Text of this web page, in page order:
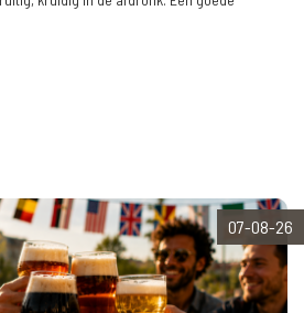
07-08-26